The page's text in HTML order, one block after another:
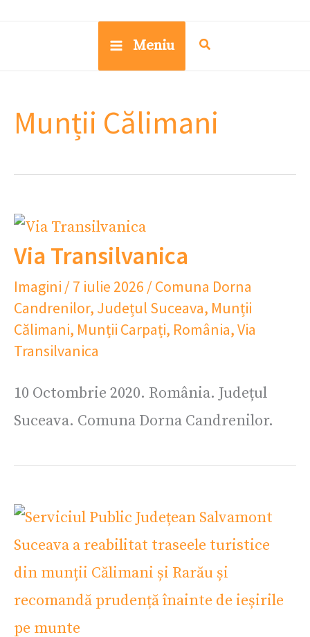
Meniu
Munții Călimani
Via Transilvanica
Imagini /7 iulie 2026 /Comuna Dorna
Candrenilor, Județul Suceava, Munții
Călimani, Munții Carpați, România,Via
Transilvanica
10 Octombrie 2020. România. Județul
Suceava. Comuna Dorna Candrenilor.